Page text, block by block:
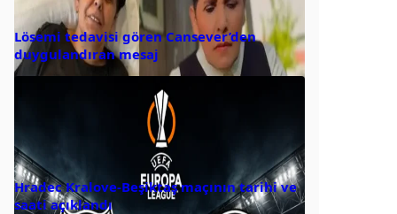
Lösemi tedavisi gören Cansever’den
duygulandıran mesaj
Hradec Kralove-Beşiktaş maçının tarihi ve
saati açıklandı